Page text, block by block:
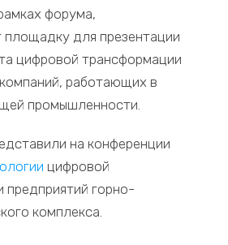
форума,
площадку для презентации
цифровой трансформации
работающих в
промышленности.
на конференции
цифровой
предприятий горно-
комплекса.